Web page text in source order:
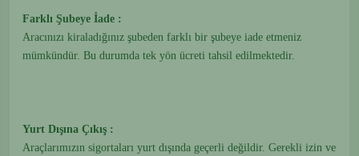
Farklı Şubeye İade :
Aracınızı kiraladığınız şubeden farklı bir şubeye iade etmeniz
mümkündür. Bu durumda tek yön ücreti tahsil edilmektedir.
Yurt Dışına Çıkış :
Araçlarımızın sigortaları yurt dışında geçerli değildir. Gerekli izin ve